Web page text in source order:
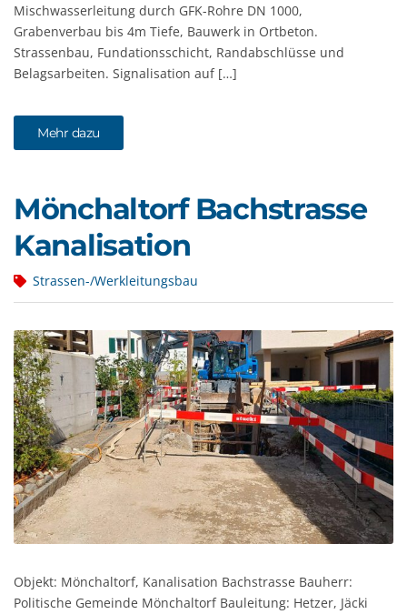
Mischwasserleitung durch GFK-Rohre DN 1000,
Grabenverbau bis 4m Tiefe, Bauwerk in Ortbeton.
Strassenbau, Fundationsschicht, Randabschlüsse und
Belagsarbeiten. Signalisation auf […]
Mehr dazu
Mönchaltorf Bachstrasse
Kanalisation
Strassen-/Werkleitungsbau
Objekt: Mönchaltorf, Kanalisation Bachstrasse Bauherr:
Politische Gemeinde Mönchaltorf Bauleitung: Hetzer, Jäcki